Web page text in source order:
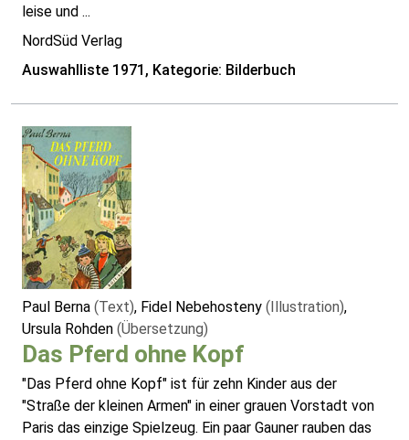
leise und ...
NordSüd Verlag
Auswahlliste 1971, Kategorie: Bilderbuch
Paul Berna (Text), Fidel Nebehosteny (Illustration),
Ursula Rohden (Übersetzung)
Das Pferd ohne Kopf
"Das Pferd ohne Kopf" ist für zehn Kinder aus der
"Straße der kleinen Armen" in einer grauen Vorstadt von
Paris das einzige Spielzeug. Ein paar Gauner rauben das